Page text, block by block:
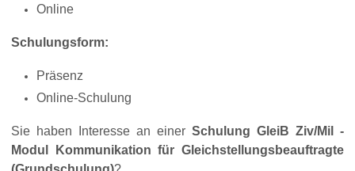
Online
Schulungsform:
Präsenz
Online-Schulung
Sie haben Interesse an einer Schulung GleiB Ziv/Mil -
Modul Kommunikation für Gleichstellungsbeauftragte